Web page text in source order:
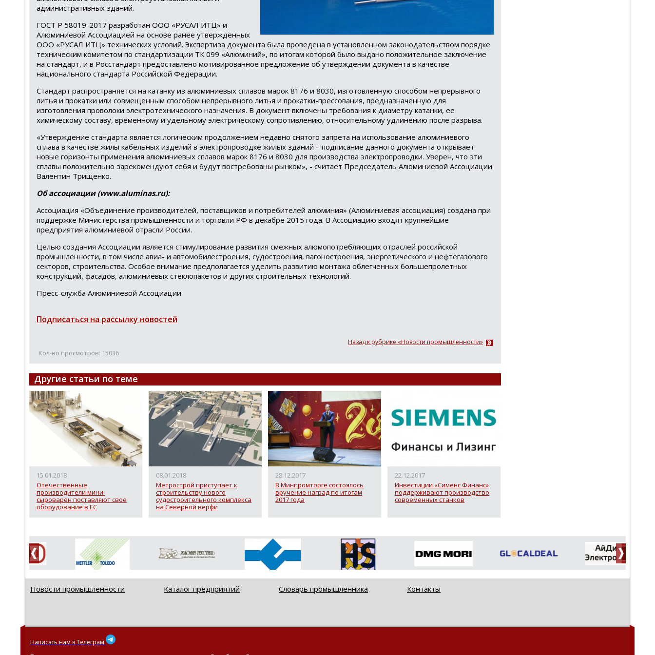
административных зданий.
ГОСТ Р 58019-2017 разработан ООО «РУСАЛ ИТЦ» и
Алюминиевой Ассоциацией на основе ранее утвержденных
ООО «РУСАЛ ИТЦ» технических условий. Экспертиза документа была проведена в установленном законодательством порядке
техническим комитетом по стандартизации ТК 099 «Алюминий», по итогам которой было выдано положительное заключение
на стандарт, и в Росстандарт предоставлено мотивированное предложение об утверждении документа в качестве
национального стандарта Российской Федерации.
Стандарт распространяется на катанку из алюминиевых сплавов марок 8176 и 8030, изготовленную способом непрерывного
литья и прокатки или совмещенным способом непрерывного литья и прокатки-прессования, предназначенную для
изготовления проволоки электротехнического назначения. В документ включены требования к диаметру катанки, ее
химическому составу, временному и удельному электрическому сопротивлению, относительному удлинению после разрыва.
«Утверждение стандарта является логическим продолжением недавно снятого запрета на использование алюминиевого
сплава в качестве жилы кабельных изделий в электропроводке жилых зданий – подписание данного документа открывает
новые горизонты применения алюминиевых сплавов марок 8176 и 8030 для производства электропроводки. Уверен, что эти
сплавы положительно зарекомендуют себя и будут востребованы рынком», - считает Председатель Алюминиевой Ассоциации
Валентин Трищенко.
Об ассоциации (www.aluminas.ru):
Ассоциация «Объединение производителей, поставщиков и потребителей алюминия» (Алюминиевая ассоциация) создана при
поддержке Министерства промышленности и торговли РФ в декабре 2015 года. В Ассоциацию входят крупнейшие
предприятия алюминиевой отрасли России.
Целью создания Ассоциации является стимулирование развития смежных алюмопотребляющих отраслей российской
промышленности, в том числе авиа- и автомобилестроения, судостроения, вагоностроения, энергетического и нефтегазового
секторов, строительства. Особое внимание предполагается уделить развитию монтажа облегченных большепролетных
конструкций, фасадов, алюминиевых стеклопакетов и других строительных технологий.
Пресс-служба Алюминиевой Ассоциации
Подписаться на рассылку новостей
Назад к рубрике «Новости промышленности»
Кол-во просмотров: 15036
Другие статьи по теме
15.01.2018
Отечественные
производители мини-
сыроварен поставляют свое
оборудование в ЕС
08.01.2018
Метрострой приступает к
строительству нового
судостроительного комплекса
на Северной верфи
28.12.2017
В Минпромторге состоялось
вручение наград по итогам
2017 года
22.12.2017
Инвестиции «Сименс Финанс»
поддерживают производство
современных станков
Новости промышленности Каталог предприятий Словарь промышленника Контакты
Написать нам в Телеграм
Loading...